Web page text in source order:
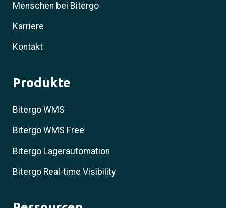
Menschen bei Bitergo
Karriere
Kontakt
Produkte
Bitergo WMS
Bitergo WMS Free
Bitergo Lagerautomation
Bitergo Real-time Visibility